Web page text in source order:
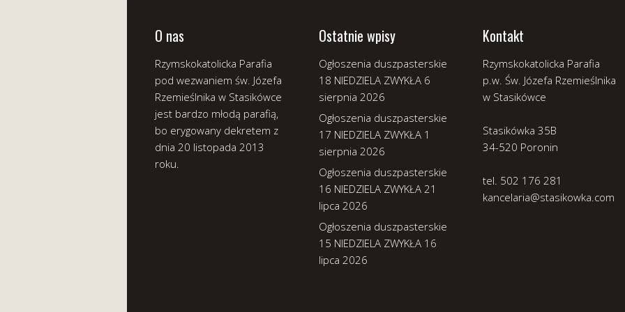
O nas
Rzymskokatolicka Parafia
pod wezwaniem św. Józefa
Rzemieślnika w Stasikówce
jest bardzo młodą parafią,
bo erygowany dekretem z
dnia 20 listopada 2013
roku.
Ostatnie wpisy
Ogłoszenia duszpasterskie
18 NIEDZIELA ZWYKŁA 6
sierpnia 2026
Ogłoszenia duszpasterskie
17 NIEDZIELA ZWYKŁA 1
sierpnia 2026
Ogłoszenia duszpasterskie
16 NIEDZIELA ZWYKŁA 21
lipca 2026
Ogłoszenia duszpasterskie
15 NIEDZIELA ZWYKŁA 16
lipca 2026
Kontakt
Rzymskokatolicka Parafia
p.w. Św. Józefa Rzemieślnika
w Stasikówce
Stasikówka 35B
34-520 Poronin
tel. 502 176 281
kancelaria@stasikowka.com